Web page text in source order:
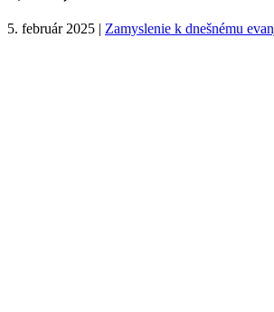
5. február 2025 | Zamyslenie k dnešnému